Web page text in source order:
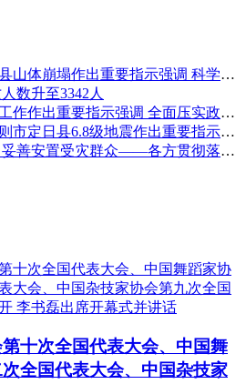
习近平对重庆彭水县山体崩塌作出重要指示强调 科学组织搜救 加强监测预警和巡查排险 切实保障人民群众生命财产安全 李强作出批示
数升至3342人
习近平对防汛救灾工作作出重要指示强调 全面压实政治责任 落实落细各项防汛措施 全力保障人民生命财产安全 李强作出批示
习近平对西藏日喀则市定日县6.8级地震作出重要指示强调 全力开展人员搜救 最大限度减少人员伤亡 妥善安置受灾群众 确保安全温暖过冬 李强作出批示
全力开展人员搜救 妥善安置受灾群众——各方贯彻落实习近平总书记重要指示全力开展西藏定日县地震大救援
十次全国代表大会、中国舞
全国代表大会、中国杂技家